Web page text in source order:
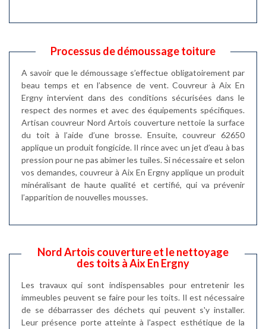
Processus de démoussage toiture
A savoir que le démoussage s’effectue obligatoirement par
beau temps et en l’absence de vent. Couvreur à Aix En
Ergny intervient dans des conditions sécurisées dans le
respect des normes et avec des équipements spécifiques.
Artisan couvreur Nord Artois couverture nettoie la surface
du toit à l’aide d’une brosse. Ensuite, couvreur 62650
applique un produit fongicide. Il rince avec un jet d’eau à bas
pression pour ne pas abimer les tuiles. Si nécessaire et selon
vos demandes, couvreur à Aix En Ergny applique un produit
minéralisant de haute qualité et certifié, qui va prévenir
l’apparition de nouvelles mousses.
Nord Artois couverture et le nettoyage
des toits à Aix En Ergny
Les travaux qui sont indispensables pour entretenir les
immeubles peuvent se faire pour les toits. Il est nécessaire
de se débarrasser des déchets qui peuvent s'y installer.
Leur présence porte atteinte à l'aspect esthétique de la